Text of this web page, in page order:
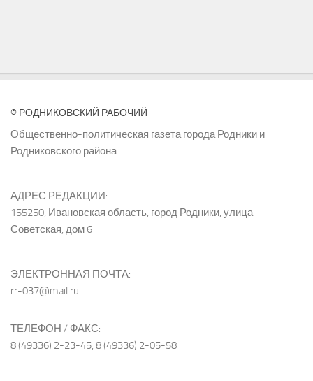
© РОДНИКОВСКИЙ РАБОЧИЙ
Общественно-политическая газета города Родники и
Родниковского района
АДРЕС РЕДАКЦИИ:
155250, Ивановская область, город Родники, улица
Советская, дом 6
ЭЛЕКТРОННАЯ ПОЧТА:
rr-037@mail.ru
ТЕЛЕФОН / ФАКС:
8 (49336) 2-23-45, 8 (49336) 2-05-58